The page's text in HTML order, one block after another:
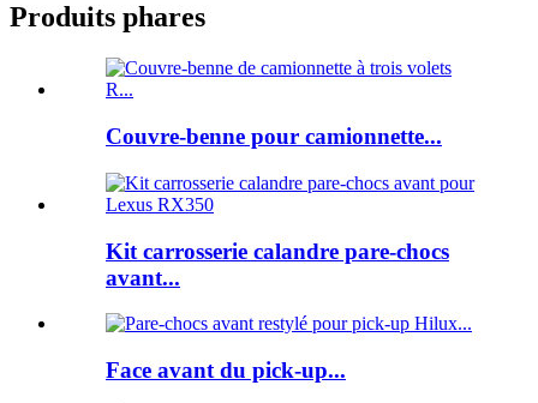
Produits phares
Couvre-benne pour camionnette...
Kit carrosserie calandre pare-chocs
avant...
Face avant du pick-up...